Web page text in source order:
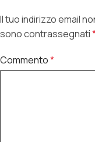
Il tuo indirizzo email
sono contrassegnati
Commento*